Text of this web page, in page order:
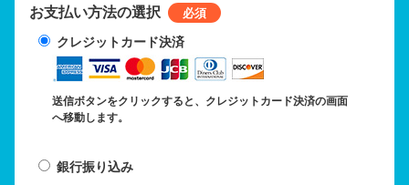
お支払い方法の選択
クレジットカード決済
送信ボタンをクリックすると、クレジットカード決済の画面
へ移動します。
銀行振り込み